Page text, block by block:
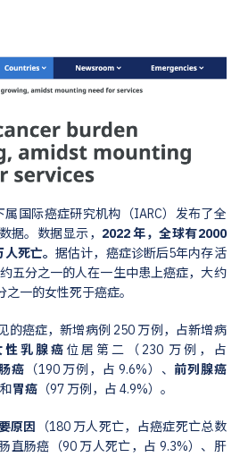
属国际癌症研究机构（IARC）发布了全
据。数据显示， 2022 年，全球有2000
人死亡。据估计，癌症诊断后5年内存活
五分之一的人在一生中患上癌症，大约
一的女性死于癌症。
的癌症，新增病例 250 万例，占新增病
性乳腺癌 位居第二（230 万例，占
癌 （190 万例，占 9.6%）、 前列腺癌
胃癌 （97 万例，占 4.9%）。
原因
（180 万人死亡，占癌症死亡总数
直肠癌（90 万人死亡，占 9.3%）、肝